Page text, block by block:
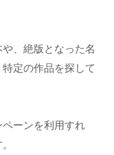
、絶版となった名
定の作品を探して
ーンを利用すれ